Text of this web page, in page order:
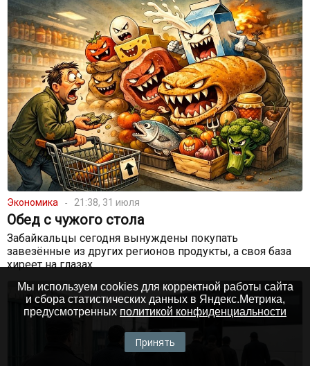
Экономика 21:38, 31 июля
Обед с чужого стола
Забайкальцы сегодня вынуждены покупать
завезённые из других регионов продукты, а своя база
хиреет на глазах
Мы используем cookies для корректной работы сайта
и сбора статистических данных в Яндекс.Метрика,
предусмотренных политикой конфиденциальности
Принять